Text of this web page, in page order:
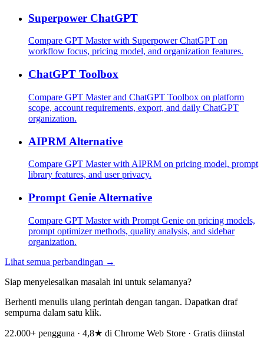
Superpower ChatGPT
Compare GPT Master with Superpower ChatGPT on
workflow focus, pricing model, and organization features.
ChatGPT Toolbox
Compare GPT Master and ChatGPT Toolbox on platform
scope, account requirements, export, and daily ChatGPT
organization.
AIPRM Alternative
Compare GPT Master with AIPRM on pricing model, prompt
library features, and user privacy.
Prompt Genie Alternative
Compare GPT Master with Prompt Genie on pricing models,
prompt optimizer methods, quality analysis, and sidebar
organization.
Lihat semua perbandingan →
Siap menyelesaikan masalah ini untuk selamanya?
Berhenti menulis ulang perintah dengan tangan. Dapatkan draf
sempurna dalam satu klik.
22.000+ pengguna · 4,8★ di Chrome Web Store · Gratis diinstal